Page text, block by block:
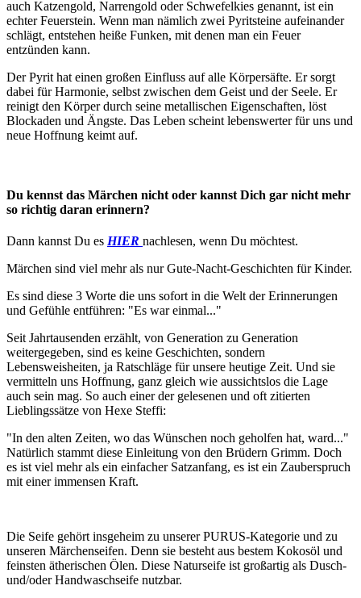
auch Katzengold, Narrengold oder Schwefelkies genannt, ist ein
echter Feuerstein. Wenn man nämlich zwei Pyritsteine aufeinander
schlägt, entstehen heiße Funken, mit denen man ein Feuer
entzünden kann.
Der Pyrit hat einen großen Einfluss auf alle Körpersäfte. Er sorgt
dabei für Harmonie, selbst zwischen dem Geist und der Seele. Er
reinigt den Körper durch seine metallischen Eigenschaften, löst
Blockaden und Ängste. Das Leben scheint lebenswerter für uns und
neue Hoffnung keimt auf.
Du kennst das Märchen nicht oder kannst Dich gar nicht mehr
so richtig daran erinnern?
Dann kannst Du es HIER nachlesen, wenn Du möchtest.
Märchen sind viel mehr als nur Gute-Nacht-Geschichten für Kinder.
Es sind diese 3 Worte die uns sofort in die Welt der Erinnerungen
und Gefühle entführen: "Es war einmal..."
Seit Jahrtausenden erzählt, von Generation zu Generation
weitergegeben, sind es keine Geschichten, sondern
Lebensweisheiten, ja Ratschläge für unsere heutige Zeit. Und sie
vermitteln uns Hoffnung, ganz gleich wie aussichtslos die Lage
auch sein mag. So auch einer der gelesenen und oft zitierten
Lieblingssätze von Hexe Steffi:
"In den alten Zeiten, wo das Wünschen noch geholfen hat, ward..."
Natürlich stammt diese Einleitung von den Brüdern Grimm. Doch
es ist viel mehr als ein einfacher Satzanfang, es ist ein Zauberspruch
mit einer immensen Kraft.
Die Seife gehört insgeheim zu unserer PURUS-Kategorie und zu
unseren Märchenseifen. Denn sie besteht aus bestem Kokosöl und
feinsten ätherischen Ölen. Diese Naturseife ist großartig als Dusch-
und/oder Handwaschseife nutzbar.